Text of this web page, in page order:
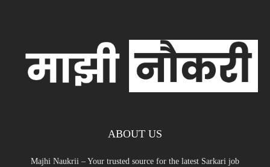
ABOUT US
Majhi Naukrii – Your trusted source for the latest Sarkari job